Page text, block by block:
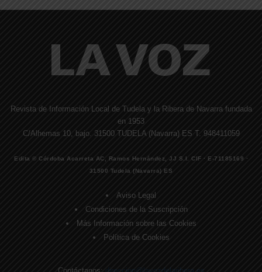
Revista de Información Local de Tudela y la Ribera de Navarra fundada
en 1953
C/Alhemas 10, bajo. 31500 TUDELA (Navarra) ES T. 948411059
Edita © Córdoba Acarreta AC, Ramos Hernández, JJ S.I. CIF · E-71185169 ·
31500 Tudela (Navarra) ES
Aviso Legal
Condiciones de la Suscripción
Más Información sobre las Cookies
Política de Cookies